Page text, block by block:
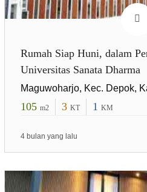
Rumah Siap Huni, dalam
Universitas Sanata Dharma
Maguwoharjo, Kec. Depok,
105 m2 3 KT 1 KM
4 bulan yang lalu